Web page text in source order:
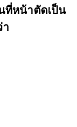
ที่หน้าตัดเป็น
า